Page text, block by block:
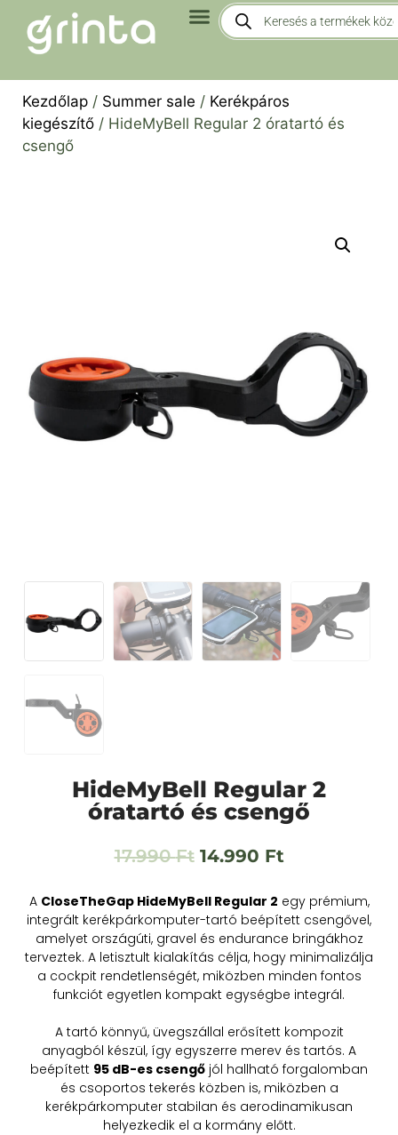
Kezdőlap / Summer sale / Kerékpáros
kiegészítő / HideMyBell Regular 2 óratartó és
csengő
HideMyBell Regular 2
óratartó és csengő
17.990Ft 14.990 Ft
A CloseTheGap HideMyBell Regular 2 egy prémium,
integrált kerékpárkomputer-tartó beépített csengővel,
amelyet országúti, gravel és endurance bringákhoz
terveztek. A letisztult kialakítás célja, hogy minimalizálja
a cockpit rendetlenségét, miközben minden fontos
funkciót egyetlen kompakt egységbe integrál.
A tartó könnyű, üvegszállal erősített kompozit
anyagból készül, így egyszerre merev és tartós. A
beépített 95 dB-es csengő jól hallható forgalomban
és csoportos tekerés közben is, miközben a
kerékpárkomputer stabilan és aerodinamikusan
helyezkedik el a kormány előtt.